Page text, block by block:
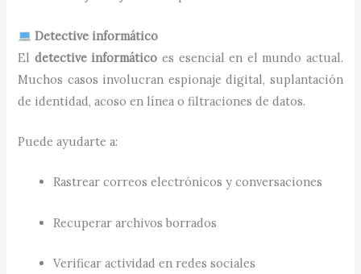
Detective informático
El detective informático es esencial en el mundo actual.
Muchos casos involucran espionaje digital, suplantación
de identidad, acoso en línea o filtraciones de datos.
Puede ayudarte a:
Rastrear correos electrónicos y conversaciones
Recuperar archivos borrados
Verificar actividad en redes sociales